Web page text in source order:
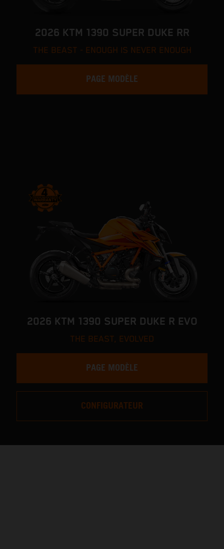
2026 KTM 1390 SUPER DUKE RR
THE BEAST - ENOUGH IS NEVER ENOUGH
PAGE MODÈLE
2026 KTM 1390 SUPER DUKE R EVO
THE BEAST, EVOLVED
PAGE MODÈLE
CONFIGURATEUR